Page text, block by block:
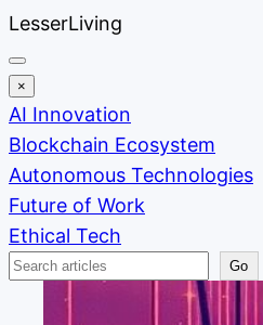
Skip
to
content
LesserLiving
×
AI Innovation
Blockchain Ecosystem
Autonomous Technologies
Future of Work
Ethical Tech
Search
Go